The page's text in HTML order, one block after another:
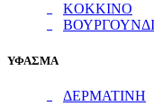
KOKKINO
ΒΟΥΡΓΟΥΝΔΙ
ΥΦΑΣΜΑ
ΔΕΡΜΑΤΙΝΗ